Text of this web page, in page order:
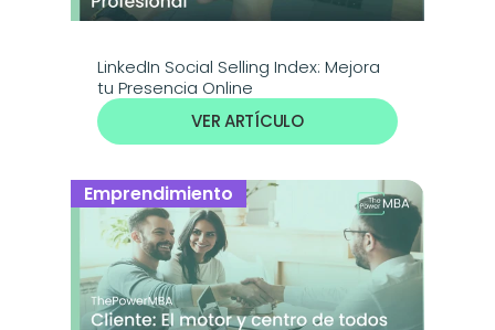
LinkedIn Social Selling Index: Mejora
tu Presencia Online
VER ARTÍCULO
Emprendimiento